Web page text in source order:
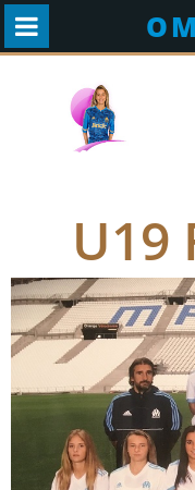
OM
U19